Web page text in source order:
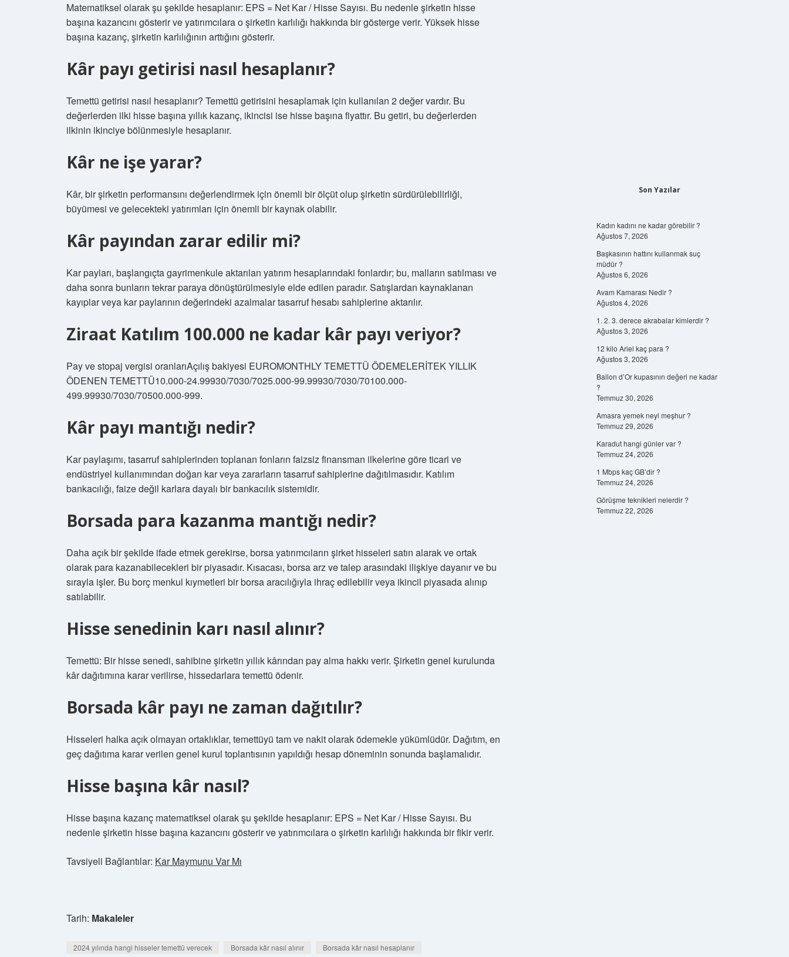
Matematiksel olarak şu şekilde hesaplanır: EPS = Net Kar / Hisse Sayısı. Bu nedenle şirketin hisse
başına kazancını gösterir ve yatırımcılara o şirketin karlılığı hakkında bir gösterge verir. Yüksek hisse
başına kazanç, şirketin karlılığının arttığını gösterir.
Kâr payı getirisi nasıl hesaplanır?
Temettü getirisi nasıl hesaplanır? Temettü getirisini hesaplamak için kullanılan 2 değer vardır. Bu
değerlerden ilki hisse başına yıllık kazanç, ikincisi ise hisse başına fiyattır. Bu getiri, bu değerlerden
ilkinin ikinciye bölünmesiyle hesaplanır.
Kâr ne işe yarar?
Kâr, bir şirketin performansını değerlendirmek için önemli bir ölçüt olup şirketin sürdürülebilirliği,
büyümesi ve gelecekteki yatırımları için önemli bir kaynak olabilir.
Kâr payından zarar edilir mi?
Kar payları, başlangıçta gayrimenkule aktarılan yatırım hesaplarındaki fonlardır; bu, malların satılması ve
daha sonra bunların tekrar paraya dönüştürülmesiyle elde edilen paradır. Satışlardan kaynaklanan
kayıplar veya kar paylarının değerindeki azalmalar tasarruf hesabı sahiplerine aktarılır.
Ziraat Katılım 100.000 ne kadar kâr payı veriyor?
Pay ve stopaj vergisi oranlarıAçılış bakiyesi EUROMONTHLY TEMETTÜ ÖDEMELERİTEK YILLIK
ÖDENEN TEMETTÜ10.000-24.99930/7030/7025.000-99.99930/7030/70100.000-
499.99930/7030/70500.000-999.
Kâr payı mantığı nedir?
Kar paylaşımı, tasarruf sahiplerinden toplanan fonların faizsiz finansman ilkelerine göre ticari ve
endüstriyel kullanımından doğan kar veya zararların tasarruf sahiplerine dağıtılmasıdır. Katılım
bankacılığı, faize değil karlara dayalı bir bankacılık sistemidir.
Borsada para kazanma mantığı nedir?
Daha açık bir şekilde ifade etmek gerekirse, borsa yatırımcıların şirket hisseleri satın alarak ve ortak
olarak para kazanabilecekleri bir piyasadır. Kısacası, borsa arz ve talep arasındaki ilişkiye dayanır ve bu
sırayla işler. Bu borç menkul kıymetleri bir borsa aracılığıyla ihraç edilebilir veya ikincil piyasada alınıp
satılabilir.
Hisse senedinin karı nasıl alınır?
Temettü: Bir hisse senedi, sahibine şirketin yıllık kârından pay alma hakkı verir. Şirketin genel kurulunda
kâr dağıtımına karar verilirse, hissedarlara temettü ödenir.
Borsada kâr payı ne zaman dağıtılır?
Hisseleri halka açık olmayan ortaklıklar, temettüyü tam ve nakit olarak ödemekle yükümlüdür. Dağıtım, en
geç dağıtıma karar verilen genel kurul toplantısının yapıldığı hesap döneminin sonunda başlamalıdır.
Hisse başına kâr nasıl?
Hisse başına kazanç matematiksel olarak şu şekilde hesaplanır: EPS = Net Kar / Hisse Sayısı. Bu
nedenle şirketin hisse başına kazancını gösterir ve yatırımcılara o şirketin karlılığı hakkında bir fikir verir.
Tavsiyeli Bağlantılar: Kar Maymunu Var Mı
Tarih: Makaleler
2024 yılında hangi hisseler temettü verecek Borsada kâr nasıl alınır Borsada kâr nasıl hesaplanır
Son Yazılar
Kadın kadını ne kadar görebilir ?
Ağustos 7, 2026
Başkasının hattını kullanmak suç
müdür ?
Ağustos 6, 2026
Avam Kamarası Nedir ?
Ağustos 4, 2026
1. 2. 3. derece akrabalar kimlerdir ?
Ağustos 3, 2026
12 kilo Ariel kaç para ?
Ağustos 3, 2026
Ballon d’Or kupasının değeri ne kadar
?
Temmuz 30, 2026
Amasra yemek neyi meşhur ?
Temmuz 29, 2026
Karadut hangi günler var ?
Temmuz 24, 2026
1 Mbps kaç GB’dir ?
Temmuz 24, 2026
Görüşme teknikleri nelerdir ?
Temmuz 22, 2026